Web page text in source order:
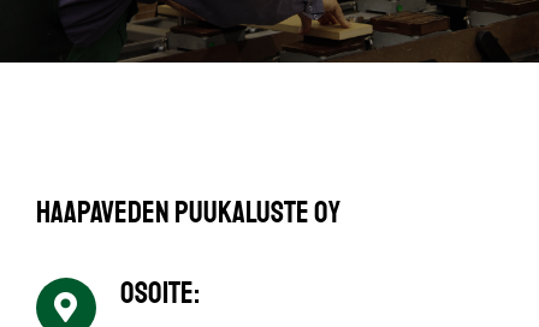
Haapaveden Puukaluste Oy
Osoite: